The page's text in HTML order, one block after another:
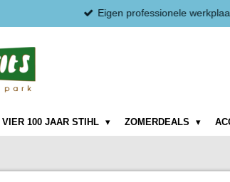
Eigen professionele
VIER 100 JAAR STIHL ZOMERDEALS